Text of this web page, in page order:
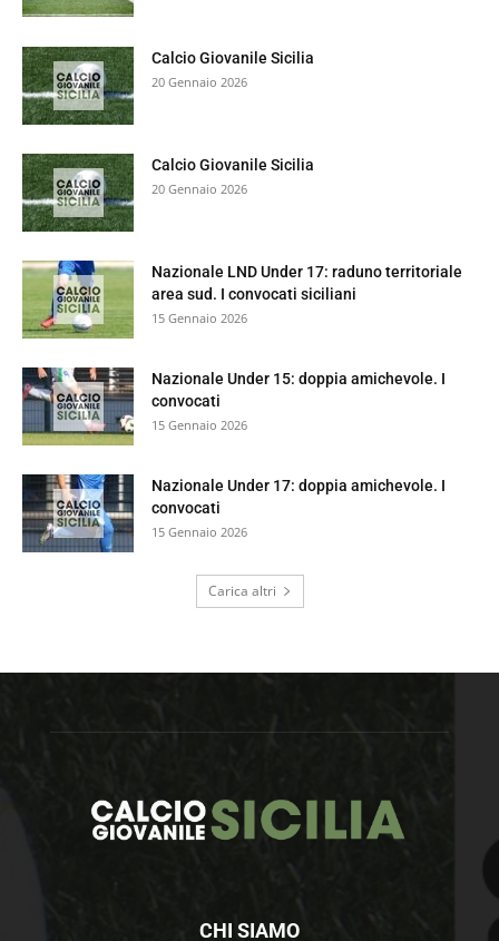
Calcio Giovanile Sicilia
20 Gennaio 2026
Calcio Giovanile Sicilia
20 Gennaio 2026
Nazionale LND Under 17: raduno territoriale
area sud. I convocati siciliani
15 Gennaio 2026
Nazionale Under 15: doppia amichevole. I
convocati
15 Gennaio 2026
Nazionale Under 17: doppia amichevole. I
convocati
15 Gennaio 2026
Carica altri
CHI SIAMO